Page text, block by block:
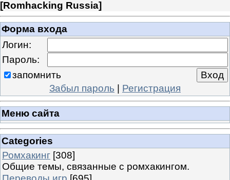
[Romhacking Russia]
Форма входа
Логин:
Пароль:
запомнить
Забыл пароль | Регистрация
Меню сайта
Categories
Ромхакинг [308]
Общие темы, связанные с ромхакингом.